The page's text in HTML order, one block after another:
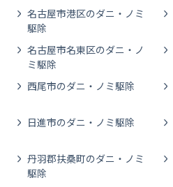
名古屋市港区のダニ・ノミ
駆除
名古屋市名東区のダニ・ノ
ミ駆除
西尾市のダニ・ノミ駆除
日進市のダニ・ノミ駆除
丹羽郡扶桑町のダニ・ノミ
駆除